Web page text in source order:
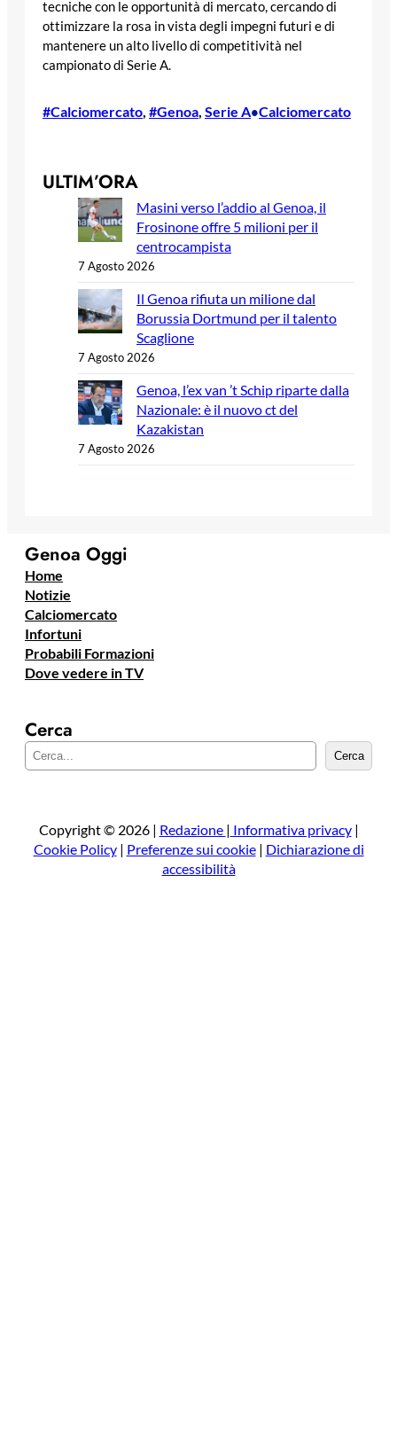
tecniche con le opportunità di mercato, cercando di
ottimizzare la rosa in vista degli impegni futuri e di
mantenere un alto livello di competitività nel
campionato di Serie A.
#Calciomercato #Genoa Serie A•Calciomercato
ULTIM’ORA
Masini verso l’addio al Genoa, il
Frosinone offre 5 milioni per il
centrocampista
7 Agosto 2026
Il Genoa rifiuta un milione dal
Borussia Dortmund per il talento
Scaglione
7 Agosto 2026
Genoa, l’ex van ’t Schip riparte dalla
Nazionale: è il nuovo ct del
Kazakistan
7 Agosto 2026
Genoa Oggi
Home
Notizie
Calciomercato
Infortuni
Probabili Formazioni
Dove vedere in TV
Cerca
e
a
Cerca
Copyright © 2026 | Redazione | Informativa privacy|
Cookie Policy| Preferenze sui cookie| Dichiarazione di
accessibilità